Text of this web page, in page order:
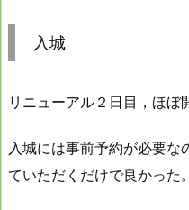
入城
リニューアル２日目，ほぼ
入城には事前予約が必要な
ていただくだけで良かった。